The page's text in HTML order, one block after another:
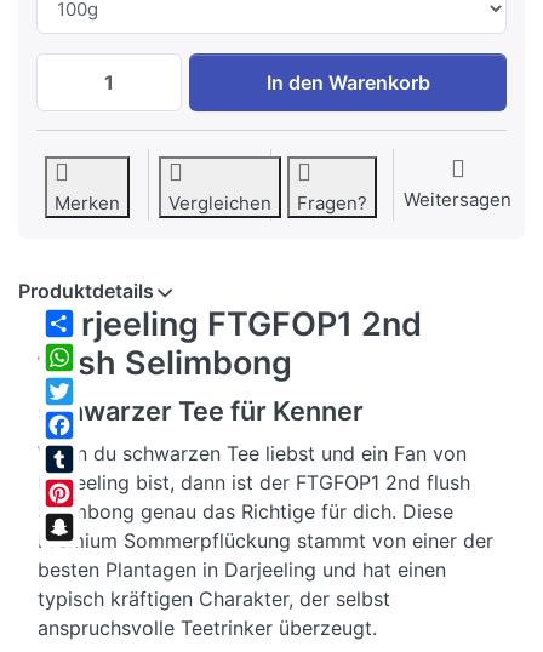
Darjeeling FTGFOP1 2nd flush
In den Warenkorb
Merken Vergleichen Fragen? Weitersagen
Share
WhatsApp
Twitter
Facebook
Tumblr
Pinterest
Produktdetails
Darjeeling FTGFOP1 2nd
flush Selimbong
schwarzer Tee für Kenner
Wenn du schwarzen Tee liebst und ein Fan von
Darjeeling bist, dann ist der FTGFOP1 2nd flush
Selimbong genau das Richtige für dich. Diese
Premium Sommerpflückung stammt von einer der
besten Plantagen in Darjeeling und hat einen
typisch kräftigen Charakter, der selbst
anspruchsvolle Teetrinker überzeugt.